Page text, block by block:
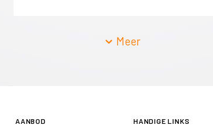
Meer
AANBOD HANDIGE LINKS